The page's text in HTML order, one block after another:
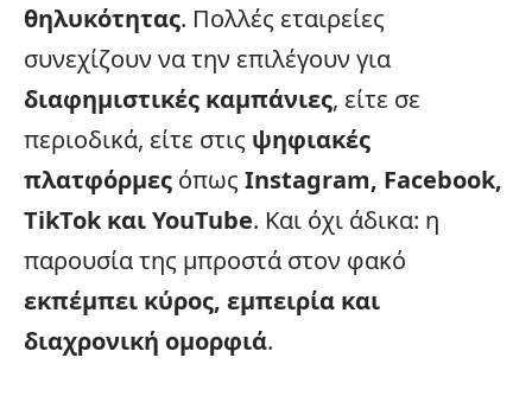
θηλυκότητας. Πολλές εταιρείες
συνεχίζουν να την επιλέγουν για
διαφημιστικές καμπάνιες, είτε σε
περιοδικά, είτε στις ψηφιακές
πλατφόρμες όπως Instagram, Facebook,
TikTok και YouTube. Και όχι άδικα: η
παρουσία της μπροστά στον φακό
εκπέμπει κύρος, εμπειρία και
διαχρονική ομορφιά.